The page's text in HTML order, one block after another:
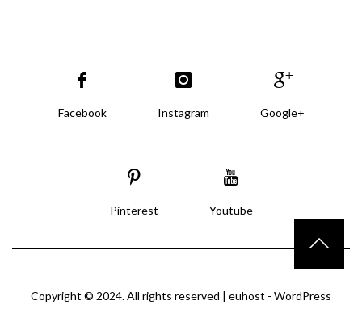
Facebook Instagram Google+
Pinterest Youtube
Copyright © 2024. All rights reserved | euhost - WordPress